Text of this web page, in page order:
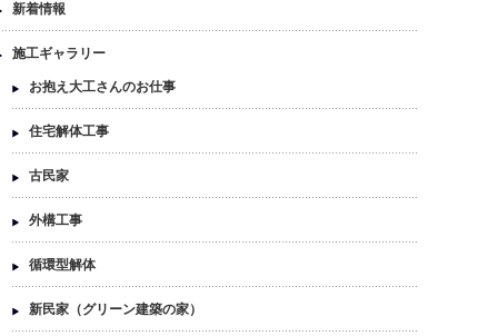
新着情報
施工ギャラリー
お抱え大工さんのお仕事
住宅解体工事
古民家
外構工事
循環型解体
新民家（グリーン建築の家）